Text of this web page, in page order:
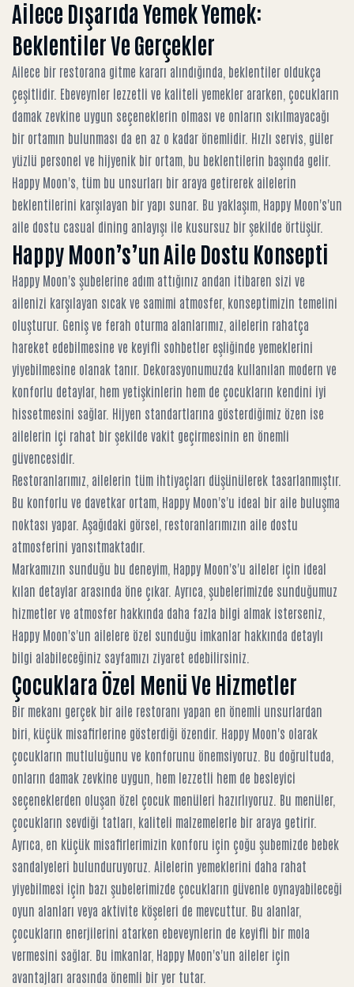
Ailece Dışarıda Yemek Yemek:
Beklentiler Ve Gerçekler
Ailece bir restorana gitme kararı alındığında, beklentiler oldukça
çeşitlidir. Ebeveynler lezzetli ve kaliteli yemekler ararken, çocukların
damak zevkine uygun seçeneklerin olması ve onların sıkılmayacağı
bir ortamın bulunması da en az o kadar önemlidir. Hızlı servis, güler
yüzlü personel ve hijyenik bir ortam, bu beklentilerin başında gelir.
Happy Moon's, tüm bu unsurları bir araya getirerek ailelerin
beklentilerini karşılayan bir yapı sunar. Bu yaklaşım, Happy Moon's'un
aile dostu casual dining anlayışı ile kusursuz bir şekilde örtüşür.
Happy Moon’s’un Aile Dostu Konsepti
Happy Moon's şubelerine adım attığınız andan itibaren sizi ve
ailenizi karşılayan sıcak ve samimi atmosfer, konseptimizin temelini
oluşturur. Geniş ve ferah oturma alanlarımız, ailelerin rahatça
hareket edebilmesine ve keyifli sohbetler eşliğinde yemeklerini
yiyebilmesine olanak tanır. Dekorasyonumuzda kullanılan modern ve
konforlu detaylar, hem yetişkinlerin hem de çocukların kendini iyi
hissetmesini sağlar. Hijyen standartlarına gösterdiğimiz özen ise
ailelerin içi rahat bir şekilde vakit geçirmesinin en önemli
güvencesidir.
Restoranlarımız, ailelerin tüm ihtiyaçları düşünülerek tasarlanmıştır.
Bu konforlu ve davetkar ortam, Happy Moon's'u ideal bir aile buluşma
noktası yapar. Aşağıdaki görsel, restoranlarımızın aile dostu
atmosferini yansıtmaktadır.
Markamızın sunduğu bu deneyim, Happy Moon's'u aileler için ideal
kılan detaylar arasında öne çıkar. Ayrıca, şubelerimizde sunduğumuz
hizmetler ve atmosfer hakkında daha fazla bilgi almak isterseniz,
Happy Moon's'un ailelere özel sunduğu imkanlar hakkında detaylı
bilgi alabileceğiniz sayfamızı ziyaret edebilirsiniz.
Çocuklara Özel Menü Ve Hizmetler
Bir mekanı gerçek bir aile restoranı yapan en önemli unsurlardan
biri, küçük misafirlerine gösterdiği özendir. Happy Moon's olarak
çocukların mutluluğunu ve konforunu önemsiyoruz. Bu doğrultuda,
onların damak zevkine uygun, hem lezzetli hem de besleyici
seçeneklerden oluşan özel çocuk menüleri hazırlıyoruz. Bu menüler,
çocukların sevdiği tatları, kaliteli malzemelerle bir araya getirir.
Ayrıca, en küçük misafirlerimizin konforu için çoğu şubemizde bebek
sandalyeleri bulunduruyoruz. Ailelerin yemeklerini daha rahat
yiyebilmesi için bazı şubelerimizde çocukların güvenle oynayabileceği
oyun alanları veya aktivite köşeleri de mevcuttur. Bu alanlar,
çocukların enerjilerini atarken ebeveynlerin de keyifli bir mola
vermesini sağlar. Bu imkanlar, Happy Moon's'un aileler için
avantajları arasında önemli bir yer tutar.